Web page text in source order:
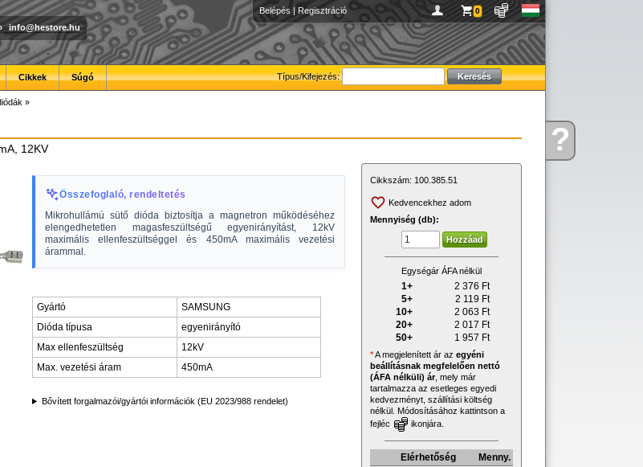
Kérdése?
Belépés | Regisztráció 0
info@hestore.hu
Típus/Kifejezés:
Cikkek Súgó
»
12KV
Összefoglaló, rendeltetés
Mikrohullámú sütő dióda biztosítja a magnetron működéséhez
elengedhetetlen magasfeszültségű egyenirányítást, 12kV
maximális ellenfeszültséggel és 450mA maximális vezetési
árammal.
Gyártó
SAMSUNG
Dióda típusa
egyenirányító
Max ellenfeszültség
12kV
Max. vezetési áram
450mA
Bővített forgalmazói/gyártói információk (EU 2023/988 rendelet)
Cikkszám: 100.385.51
Kedvencekhez adom
Mennyiség (db):
Egységár ÁFA nélkül
1+ 2 376 Ft
5+
2 119 Ft
10+
2 063 Ft
20+
2 017 Ft
50+
1 957 Ft
*A megjelenített ár az egyéni
beállításnak megfelelően nettó
(ÁFA nélküli) ár, mely már
tartalmazza az esetleges egyedi
kedvezményt, szállítási költség
nélkül. Módosításához kattintson a
fejléc
ikonjára.
Elérhetőség
Menny.